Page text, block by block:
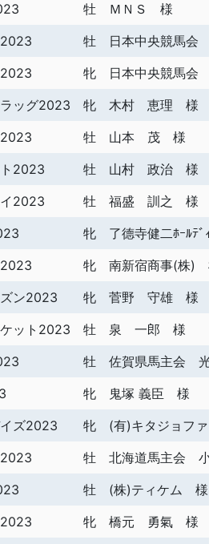
牡
ＭＮＳ 様
牡
日本中央競馬会
牝
日本中央競馬会
ッグ2023 牝
木村 恵理 様
牡
山本 茂 様
ト2023 牡
山村 政治 様
2023 牡
福盛 訓之 様
牝
了德寺健二ﾎｰﾙﾃﾞ
牝
南新宿商事(株) 様
ン2023 牝
菅野 守雄 様
ット2023 牡
泉 一郎 様
牡
佐賀県馬主会 光
牝
鬼塚 義臣 様
ズ2023 牝
(有)キタジョファ
牡
北海道馬主会 小
牡
(株)ティケム 様
牝
橋元 勇氣 様